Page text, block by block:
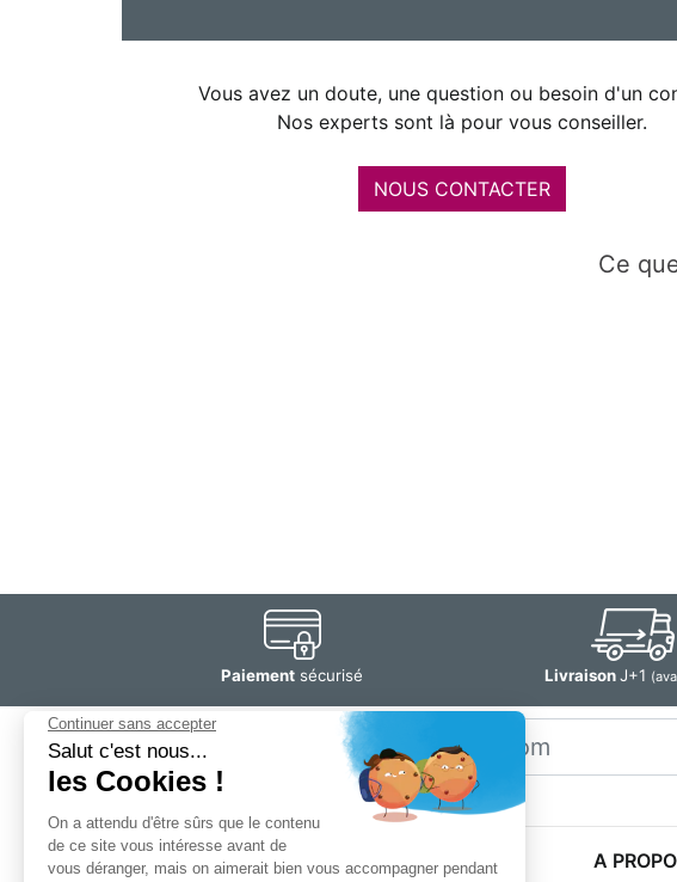
Vous avez un doute, une question ou besoin d'un
Nos experts sont là pour vous conseiller.
NOUS CONTACTER
Ce
Paiement sécurisé LivraisonJ+1
Restez
informé
Email
SOGEDIS SAS
A